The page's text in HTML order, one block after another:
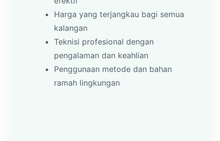
Harga yang terjangkau bagi semua
kalangan
Teknisi profesional dengan
pengalaman dan keahlian
Penggunaan metode dan bahan
ramah lingkungan